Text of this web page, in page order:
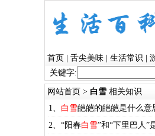
首页 舌尖美味| 生活常识
关键字:
网站首页 > 白雪 相关知识
1、 白雪皑皑的皑皑是什么意
2、“阳春白雪”和“下里巴人”